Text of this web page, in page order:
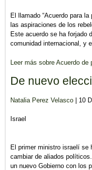
El llamado “Acuerdo para
las aspiraciones de los
Este acuerdo se ha forjado
comunidad internacional, y
Leer más sobre Acuerdo de
De nuevo
Natalia Perez Velasco | 10
Israel
El primer ministro israelí se
cambiar de aliados
un nuevo Gobierno con los